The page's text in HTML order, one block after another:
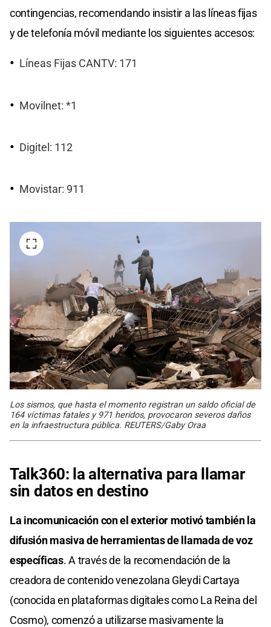
contingencias, recomendando insistir a las líneas fijas
y de telefonía móvil mediante los siguientes accesos:
Líneas Fijas CANTV: 171
Movilnet: *1
Digitel: 112
Movistar: 911
Los sismos, que hasta el momento registran un saldo oficial de
164 víctimas fatales y 971 heridos, provocaron severos daños
en la infraestructura pública. REUTERS/Gaby Oraa
Talk360: la alternativa para llamar
sin datos en destino
La incomunicación con el exterior motivó también la
difusión masiva de herramientas de llamada de voz
específicas. A través de la recomendación de la
creadora de contenido venezolana Gleydi Cartaya
(conocida en plataformas digitales como La Reina del
Cosmo), comenzó a utilizarse masivamente la